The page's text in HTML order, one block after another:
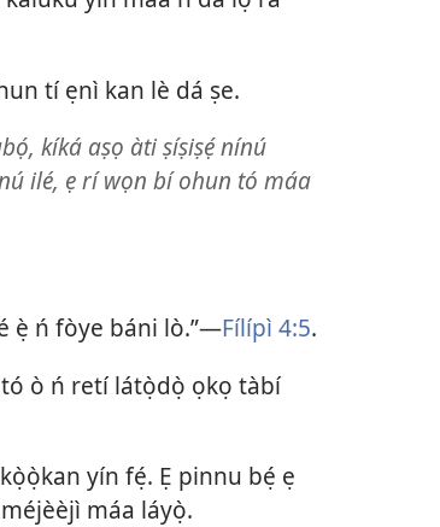
tí ẹnì kan lè dá ṣe.
kíká aṣọ àti ṣíṣiṣẹ́ nínú
ilé, ẹ rí wọn bí ohun tó máa
ẹ̀ ń fòye báni lò.”—Fílípì 4:5.
ò ń retí látọ̀dọ̀ ọkọ tàbí
yín fẹ́. Ẹ pinnu bẹ́ ẹ
máa láyọ̀.